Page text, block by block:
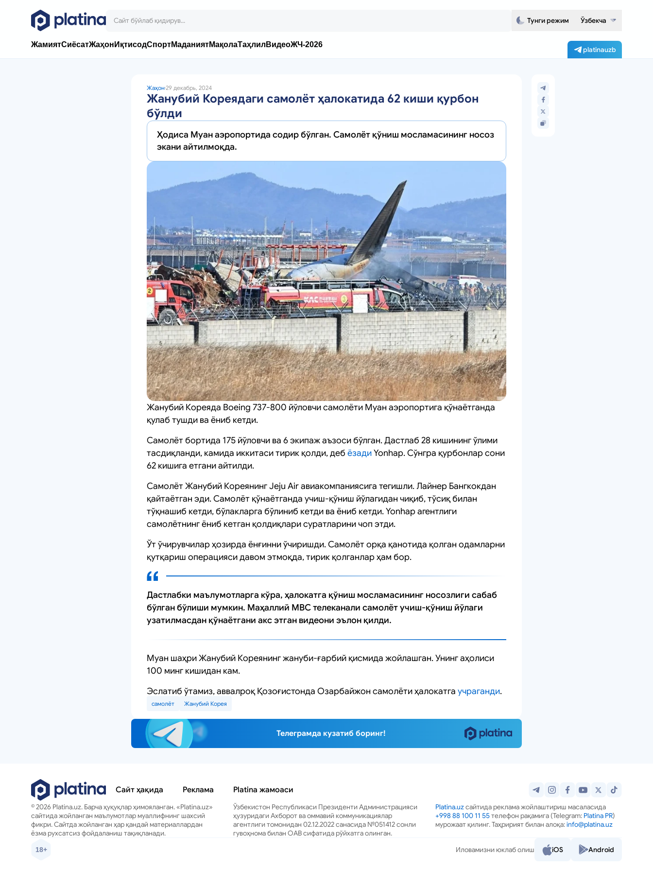
Тунги режим Ўзбекча
ЖамиятСиёсатЖаҳон ИқтисодСпортМаданиятМақолаТаҳлил ВидеоЖЧ-2026
platinauzb
Жаҳон 29 декабрь, 2024
Жанубий Кореядаги самолёт ҳалокатида 62 киши қурбон
бўлди
Ҳодиса Муан аэропортида содир бўлган. Самолёт қўниш мосламасининг носоз
экани айтилмоқда.
Жанубий Кореяда Boeing 737-800 йўловчи самолёти Муан аэропортига қўнаётганда
қулаб тушди ва ёниб кетди.
Самолёт бортида 175 йўловчи ва 6 экипаж аъзоси бўлган. Дастлаб 28 кишининг ўлими
тасдиқланди, камида иккитаси тирик қолди, деб ёзадиYonhap. Сўнгра қурбонлар сони
62 кишига етгани айтилди.
Самолёт Жанубий Кореянинг Jeju Air авиакомпаниясига тегишли. Лайнер Бангкокдан
қайтаётган эди. Самолёт қўнаётганда учиш-қўниш йўлагидан чиқиб, тўсиқ билан
тўқнашиб кетди, бўлакларга бўлиниб кетди ва ёниб кетди. Yonhap агентлиги
самолётнинг ёниб кетган қолдиқлари суратларини чоп этди.
Ўт ўчирувчилар ҳозирда ёнғинни ўчиришди. Самолёт орқа қанотида қолган одамларни
қутқариш операцияси давом этмоқда, тирик қолганлар ҳам бор.
Дастлабки маълумотларга кўра, ҳалокатга қўниш мосламасининг носозлиги сабаб
бўлган бўлиши мумкин. Маҳаллий MBC телеканали самолёт учиш-қўниш йўлаги
узатилмасдан қўнаётгани акс этган видеони эълон қилди.
Муан шаҳри Жанубий Кореянинг жануби-ғарбий қисмида жойлашган. Унинг аҳолиси
100 минг кишидан кам.
Эслатиб ўтамиз, аввалроқ Қозоғистонда Озарбайжон самолёти ҳалокатга учраганди.
самолёт Жанубий Корея
Телеграмда кузатиб боринг!
Сайт ҳақида Реклама Platina жамоаси
© 2026 Platina.uz. Барча ҳуқуқлар ҳимояланган. «Platina.uz»
сайтида жойланган маълумотлар муаллифнинг шахсий
фикри. Сайтда жойланган ҳар қандай материаллардан
ёзма рухсатсиз фойдаланиш тақиқланади.
Ўзбекистон Республикаси Президенти Администрацияси
ҳузуридаги Ахборот ва оммавий коммуникациялар
агентлиги томонидан 02.12.2022 санасида №051412 сонли
гувоҳнома билан ОАВ сифатида рўйхатга олинган.
Platina.uzсайтида реклама жойлаштириш масаласида
+998 88 100 11 55телефон рақамига (Telegram: Platina PR)
мурожаат қилинг. Таҳририят билан алоқа:info@platina.uz
18+ Иловамизни юклаб олиш iOS Android